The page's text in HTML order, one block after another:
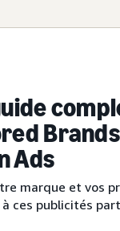
Ads
marque et vos
ces publicités